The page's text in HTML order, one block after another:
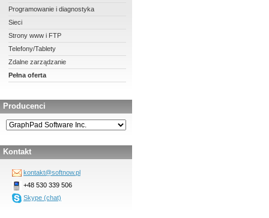
Programowanie i diagnostyka
Sieci
Strony www i FTP
Telefony/Tablety
Zdalne zarządzanie
Pełna oferta
Producenci
Kontakt
kontakt@softnow.pl
+48 530 339 506
Skype (chat)